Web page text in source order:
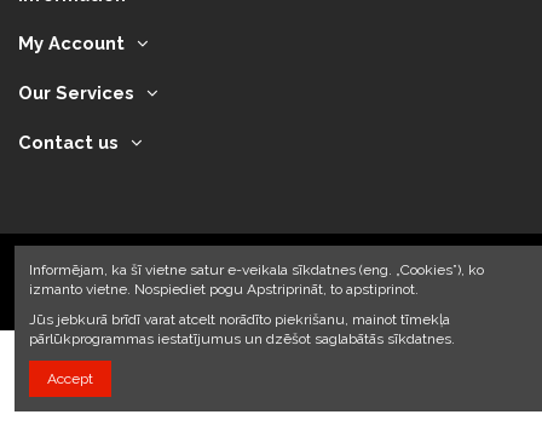
My Account
Our Services
Contact us
2024 © Armando Auto SIA
Informējam, ka šī vietne satur e-veikala sīkdatnes (eng. „Cookies”), ko
izmanto vietne. Nospiediet pogu Apstriprināt, to apstiprinot.
Jūs jebkurā brīdī varat atcelt norādīto piekrišanu, mainot tīmekļa
pārlūkprogrammas iestatījumus un dzēšot saglabātās sīkdatnes.
Accept